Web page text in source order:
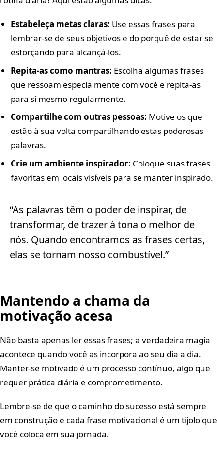
Estabeleça metas claras: Use essas frases para
lembrar-se de seus objetivos e do porquê de estar se
esforçando para alcançá-los.
Repita-as como mantras: Escolha algumas frases
que ressoam especialmente com você e repita-as
para si mesmo regularmente.
Compartilhe com outras pessoas: Motive os que
estão à sua volta compartilhando estas poderosas
palavras.
Crie um ambiente inspirador: Coloque suas frases
favoritas em locais visíveis para se manter inspirado.
“As palavras têm o poder de inspirar, de
transformar, de trazer à tona o melhor de
nós. Quando encontramos as frases certas,
elas se tornam nosso combustível.”
Mantendo a chama da
motivação acesa
Não basta apenas ler essas frases; a verdadeira magia
acontece quando você as incorpora ao seu dia a dia.
Manter-se motivado é um processo contínuo, algo que
requer prática diária e comprometimento.
Lembre-se de que o caminho do sucesso está sempre
em construção e cada frase motivacional é um tijolo que
você coloca em sua jornada.